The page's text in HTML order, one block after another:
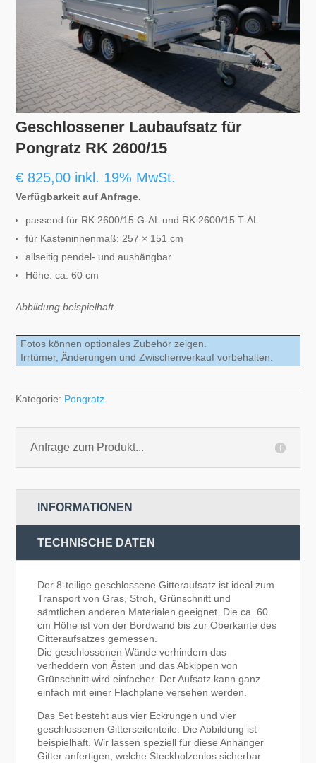
Geschlossener Laubaufsatz für
Pongratz RK 2600/15
€ 825,00 inkl. 19% MwSt.
Verfügbarkeit auf Anfrage.
passend für RK 2600/15 G-AL und RK 2600/15 T-AL
für Kasteninnenmaß: 257 × 151 cm
allseitig pendel- und aushängbar
Höhe: ca. 60 cm
Abbildung beispielhaft.
Fotos können optionales Zubehör zeigen.
Irrtümer, Änderungen und Zwischenverkauf vorbehalten.
Kategorie: Pongratz
Anfrage zum Produkt...
INFORMATIONEN
TECHNISCHE DATEN
Der 8-teilige geschlossene Gitteraufsatz ist ideal zum
Transport von Gras, Stroh, Grünschnitt und
sämtlichen anderen Materialen geeignet. Die ca. 60
cm Höhe ist von der Bordwand bis zur Oberkante des
Gitteraufsatzes gemessen.
Die geschlossenen Wände verhindern das
verheddern von Ästen und das Abkippen von
Grünschnitt wird einfacher. Der Aufsatz kann ganz
einfach mit einer Flachplane versehen werden.
Das Set besteht aus vier Eckrungen und vier
geschlossenen Gitterseitenteile. Die Abbildung ist
beispielhaft. Wir lassen speziell für diese Anhänger
Gitter anfertigen, welche Steckbolzenlos sicherbar